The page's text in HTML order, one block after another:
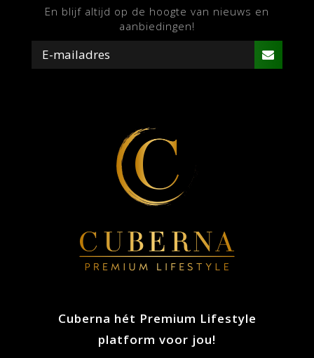
En blijf altijd op de hoogte van nieuws en
aanbiedingen!
Cuberna hét Premium Lifestyle
platform voor jou!